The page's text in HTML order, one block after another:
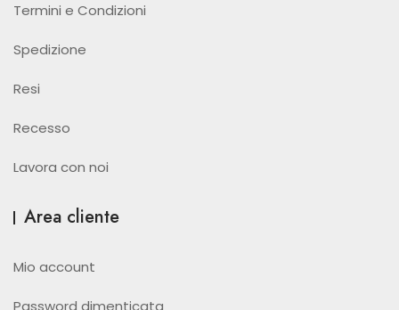
Termini e Condizioni
Spedizione
Resi
Recesso
Lavora con noi
Area cliente
Mio account
Password dimenticata